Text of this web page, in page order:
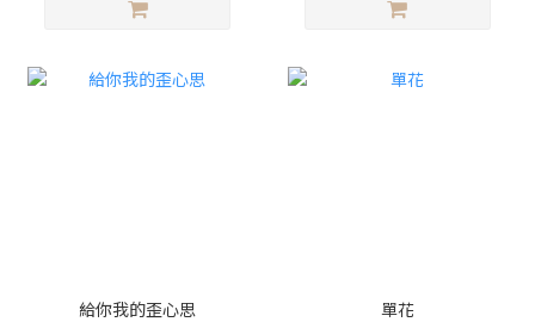
給你我的歪心思 單花